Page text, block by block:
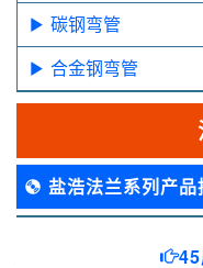
碳钢弯管
合金钢弯管
盐浩法兰系列产品